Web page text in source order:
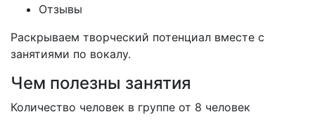
Отзывы
Раскрываем творческий потенциал вместе с
занятиями по вокалу.
Чем полезны занятия
Количество человек в группе от 8 человек